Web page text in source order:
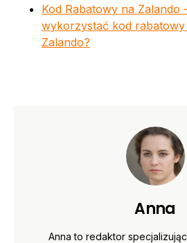
Kod Rabatowy na Zalando
wykorzystać kod
Zalando?
Anna
Anna to redaktor